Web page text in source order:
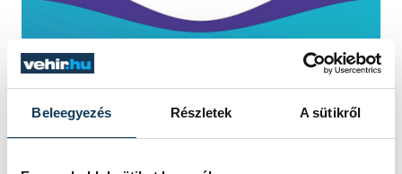
Beleegyezés Részletek A sütikről